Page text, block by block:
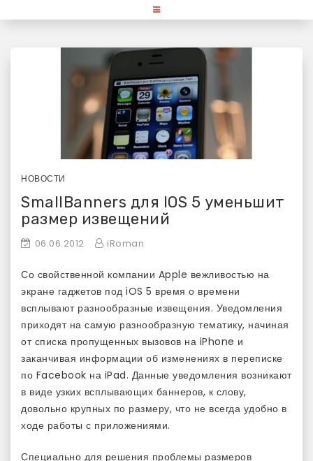
«Используй Mac» — блог для
любителей и поклонников
продукции Apple
НОВОСТИ
SmallBanners для IOS 5 уменьшит
размер извещений
06.06.2012 iRoman
Со свойственной компании Apple вежливостью на
экране гаджетов под iOS 5 время о времени
всплывают разнообразные извещения. Уведомления
приходят на самую разнообразную тематику, начиная
от списка пропущенных вызовов на iPhone и
заканчивая информации об изменениях в переписке
по Facebook на iPad. Данные уведомления возникают
в виде узких всплывающих баннеров, к слову,
довольно крупных по размеру, что не всегда удобно в
ходе работы с приложениями.
Специально для решения проблемы размеров